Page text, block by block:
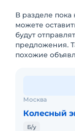
В разделе
можете
будут
предложения.
похожие
Москва
Колесный
Б/у